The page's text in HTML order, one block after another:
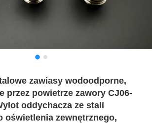
zawiasy wodoodporne,
przez powietrze zawory CJ06-
oddychacza ze stali
oświetlenia zewnętrznego,